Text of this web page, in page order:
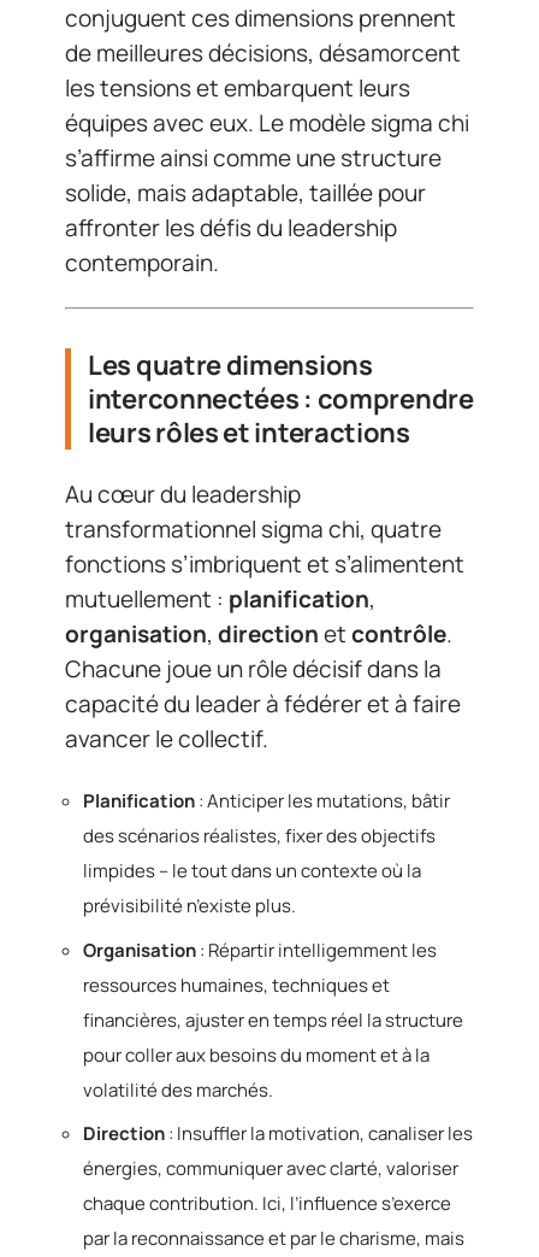
conjuguent ces dimensions prennent
de meilleures décisions, désamorcent
les tensions et embarquent leurs
équipes avec eux. Le modèle sigma chi
s’affirme ainsi comme une structure
solide, mais adaptable, taillée pour
affronter les défis du leadership
contemporain.
Les quatre dimensions
interconnectées : comprendre
leurs rôles et interactions
Au cœur du leadership
transformationnel sigma chi, quatre
fonctions s’imbriquent et s’alimentent
mutuellement : planification,
organisation, directionetcontrôle.
Chacune joue un rôle décisif dans la
capacité du leader à fédérer et à faire
avancer le collectif.
Planification: Anticiper les mutations, bâtir
des scénarios réalistes, fixer des objectifs
limpides – le tout dans un contexte où la
prévisibilité n’existe plus.
Organisation: Répartir intelligemment les
ressources humaines, techniques et
financières, ajuster en temps réel la structure
pour coller aux besoins du moment et à la
volatilité des marchés.
Direction: Insuffler la motivation, canaliser les
énergies, communiquer avec clarté, valoriser
chaque contribution. Ici, l’influence s’exerce
par la reconnaissance et par le charisme, mais